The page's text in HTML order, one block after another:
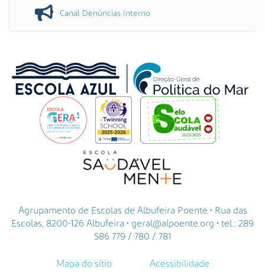
Canal Denúncias Interno
Agrupamento de Escolas de Albufeira Poente • Rua das
Escolas, 8200-126 Albufeira • geral@alpoente.org • tel.: 289
586 779 / 780 / 781
Mapa do sítio Acessibilidade